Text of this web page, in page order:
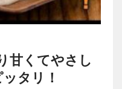
甘くてやさし
タリ！